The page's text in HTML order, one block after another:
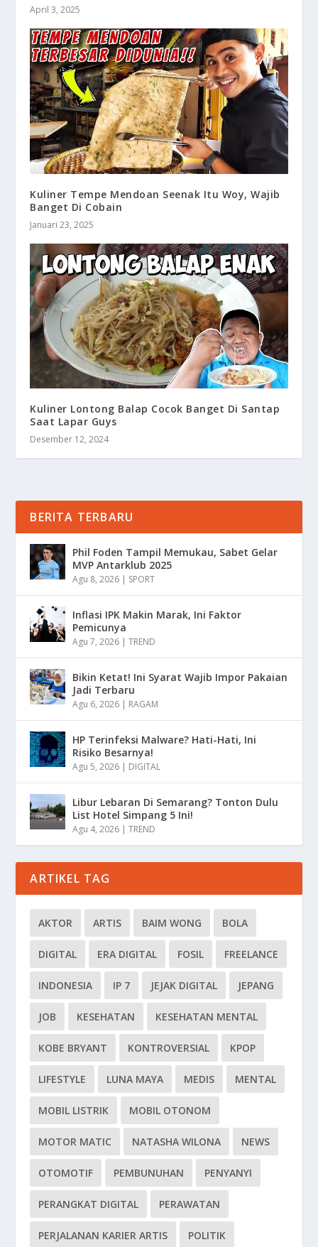
April 3, 2025
Kuliner Tempe Mendoan Seenak Itu Woy, Wajib
Banget Di Cobain
Januari 23, 2025
Kuliner Lontong Balap Cocok Banget Di Santap
Saat Lapar Guys
Desember 12, 2024
BERITA TERBARU
Phil Foden Tampil Memukau, Sabet Gelar
MVP Antarklub 2025
Agu 8, 2026 | SPORT
Inflasi IPK Makin Marak, Ini Faktor
Pemicunya
Agu 7, 2026 |TREND
Bikin Ketat! Ini Syarat Wajib Impor Pakaian
Jadi Terbaru
Agu 6, 2026 | RAGAM
HP Terinfeksi Malware? Hati-Hati, Ini
Risiko Besarnya!
Agu 5, 2026 | DIGITAL
Libur Lebaran Di Semarang? Tonton Dulu
List Hotel Simpang 5 Ini!
Agu 4, 2026 |TREND
ARTIKEL TAG
AKTOR ARTIS BAIM WONG BOLA
DIGITAL ERA DIGITAL FOSIL FREELANCE
INDONESIA IP 7 JEJAK DIGITAL JEPANG
JOB KESEHATAN KESEHATAN MENTAL
KOBE BRYANT KONTROVERSIAL KPOP
LIFESTYLE LUNA MAYA MEDIS MENTAL
MOBIL LISTRIK MOBIL OTONOM
MOTOR MATIC NATASHA WILONA NEWS
OTOMOTIF PEMBUNUHAN PENYANYI
PERANGKAT DIGITAL PERAWATAN
PERJALANAN KARIER ARTIS POLITIK